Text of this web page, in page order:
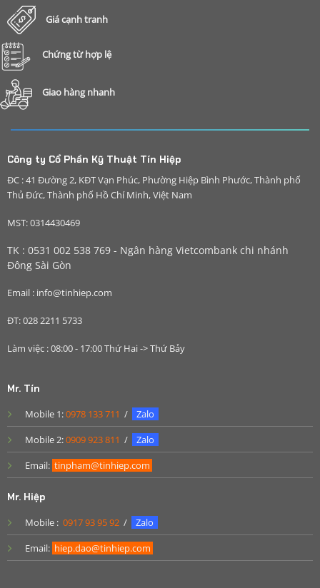
Giá cạnh tranh
Chứng từ hợp lệ
Giao hàng nhanh
Công ty Cổ Phần Kỹ Thuật Tín Hiệp
ĐC : 41 Đường 2, KĐT Vạn Phúc, Phường Hiệp Bình Phước, Thành phố
Thủ Đức, Thành phố Hồ Chí Minh, Việt Nam
MST: 0314430469
TK : 0531 002 538 769 - Ngân hàng Vietcombank chi nhánh
Đông Sài Gòn
Email : info@tinhiep.com
ĐT: 028 2211 5733
Làm việc : 08:00 - 17:00 Thứ Hai -> Thứ Bảy
Mr. Tín
Mobile 1:0978 133 711 /
Zalo
Mobile 2:0909 923 811 /
Zalo
Email: tinpham@tinhiep.com
Mr. Hiệp
Mobile : 0917 93 95 92/
Zalo
Email: hiep.dao@tinhiep.com